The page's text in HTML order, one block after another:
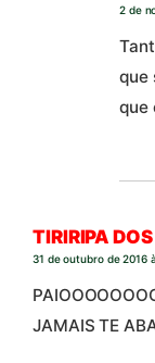
2 de
que
que
TIRIRIPA
31 de outubro de 2016
JAMAIS TE